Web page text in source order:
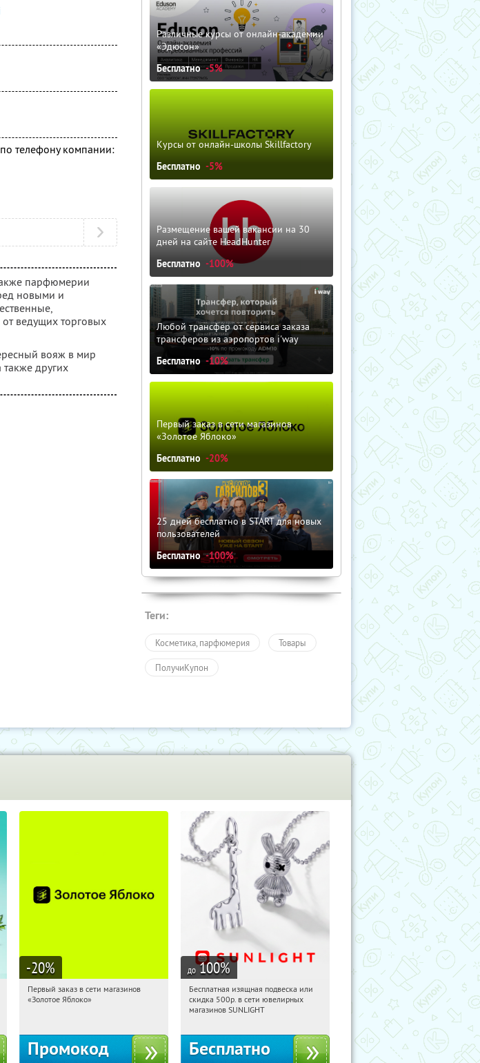
телефону компании:
парфюмерии
новыми и
ведущих торговых
вояж в мир
других
Различные курсы от онлайн-академии
«Эдюсон»
Бесплатно -5%
Курсы от онлайн-школы Skillfactory
Бесплатно -5%
Размещение вашей вакансии на 30
дней на сайте HeadHunter
Бесплатно -100%
Любой трансфер от сервиса заказа
трансферов из аэропортов i'way
Бесплатно -10%
Первый заказ в сети магазинов
«Золотое Яблоко»
Бесплатно -20%
25 дней бесплатно в START для новых
пользователей
Бесплатно -100%
Теги:
Косметика, парфюмерия Товары
ПолучиКупон
-20%
10:29:45
Получи первым!
Первый заказ в сети магазинов
«Золотое Яблоко»
Промокод
до 100%
10:29:45 Получили:
Россия
Бесплатная изящная подвеска или
скидка 500р. в сети ювелирных
магазинов SUNLIGHT
Бесплатно